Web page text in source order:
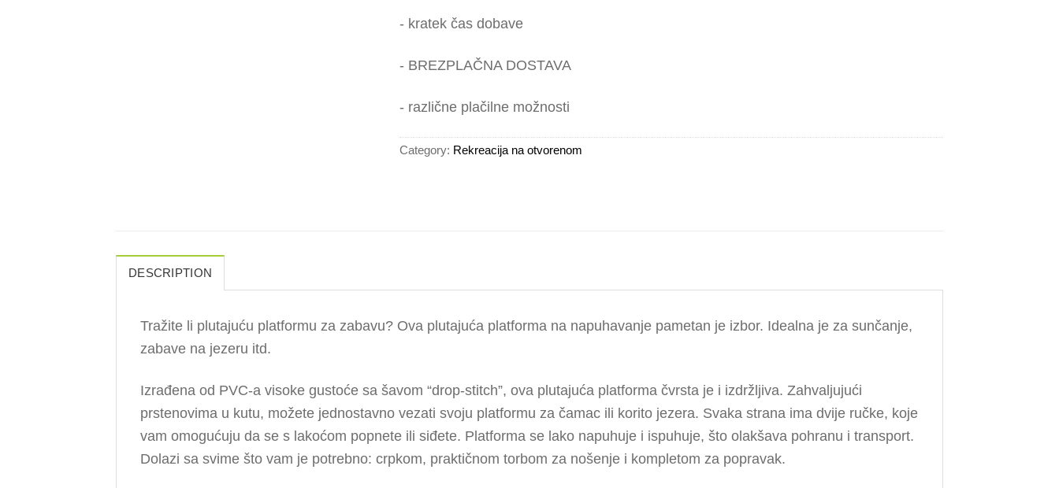
- kratek čas dobave
- BREZPLAČNA DOSTAVA
- različne plačilne možnosti
Category: Rekreacija na otvorenom
DESCRIPTION
Tražite li plutajuću platformu za zabavu? Ova plutajuća platforma na napuhavanje pametan je izbor. Idealna je za sunčanje,
zabave na jezeru itd.
Izrađena od PVC-a visoke gustoće sa šavom “drop-stitch”, ova plutajuća platforma čvrsta je i izdržljiva. Zahvaljujući
prstenovima u kutu, možete jednostavno vezati svoju platformu za čamac ili korito jezera. Svaka strana ima dvije ručke, koje
vam omogućuju da se s lakoćom popnete ili siđete. Platforma se lako napuhuje i ispuhuje, što olakšava pohranu i transport.
Dolazi sa svime što vam je potrebno: crpkom, praktičnom torbom za nošenje i kompletom za popravak.